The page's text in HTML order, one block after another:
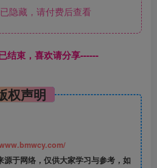
隐藏，请付费后查看
结束，喜欢请分享------
权声明
源于网络，仅供大家学习与参考，如